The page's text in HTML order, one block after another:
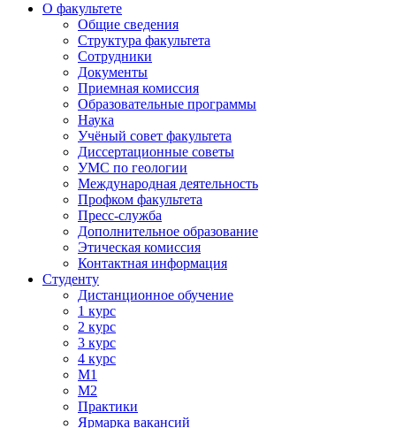
О факультете
Общие сведения
Структура факультета
Сотрудники
Документы
Приемная комиссия
Образовательные программы
Наука
Учёный совет факультета
Диссертационные советы
УМС по геологии
Международная деятельность
Профком факультета
Пресс-служба
Дополнительное образование
Этическая комиссия
Контактная информация
Студенту
Дистанционное обучение
1 курс
2 курс
3 курс
4 курс
М1
М2
Практики
Ярмарка вакансий